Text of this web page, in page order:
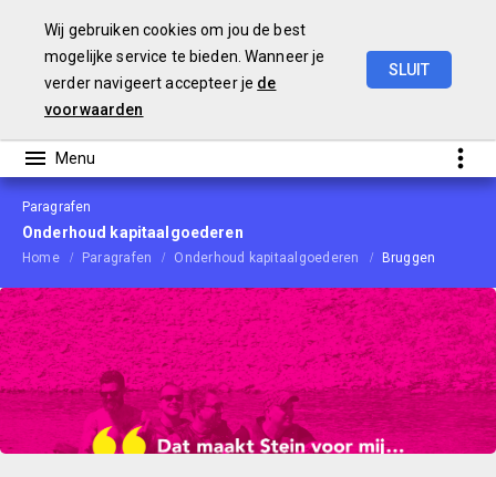
Paragrafen
Onderhoud kapitaalgoederen
Home Paragrafen Onderhoud kapitaalgoederen Bruggen
Wij gebruiken cookies om jou de best
mogelijke service te bieden. Wanneer je
verder navigeert accepteer je de
voorwaarden
SLUIT